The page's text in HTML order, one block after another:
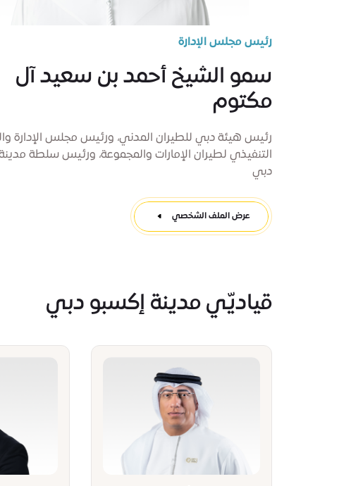
رئيس مجلس الإدارة
سمو الشيخ أحمد بن سعيد آل
مكتوم
رئيس هيئة دبي للطيران المدني، ورئيس مجلس الإدارة
التنفيذي لطيران الإمارات والمجموعة، ورئيس سلطة
دبي
عرض الملف الشخصي
قياديّي مدينة إكسبو دبي